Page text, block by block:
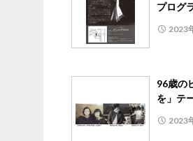
プログ
2023
96歳の
を」テ
2023